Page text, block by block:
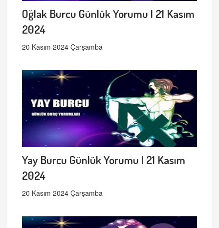
Oğlak Burcu Günlük Yorumu | 21 Kasım
2024
20 Kasım 2024 Çarşamba
Yay Burcu Günlük Yorumu | 21 Kasım
2024
20 Kasım 2024 Çarşamba